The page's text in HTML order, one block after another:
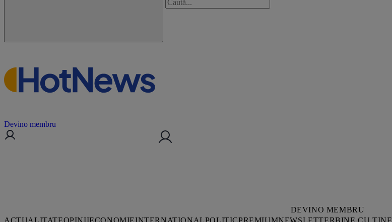
Devino membru
DEVINO MEMBRU
ACTUALITATEOPINIIECONOMIEINTERNATIONALPOLITICPREMIUMNEWSLETTERBINE CU TINE